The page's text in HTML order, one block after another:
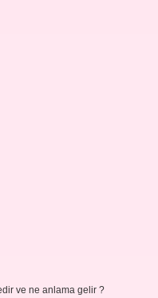
ve ne anlama gelir ?